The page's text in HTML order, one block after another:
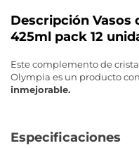
Descripción Vasos
425ml pack 12
Este complemento de
Olympia es un producto
inmejorable.
Especificaciones